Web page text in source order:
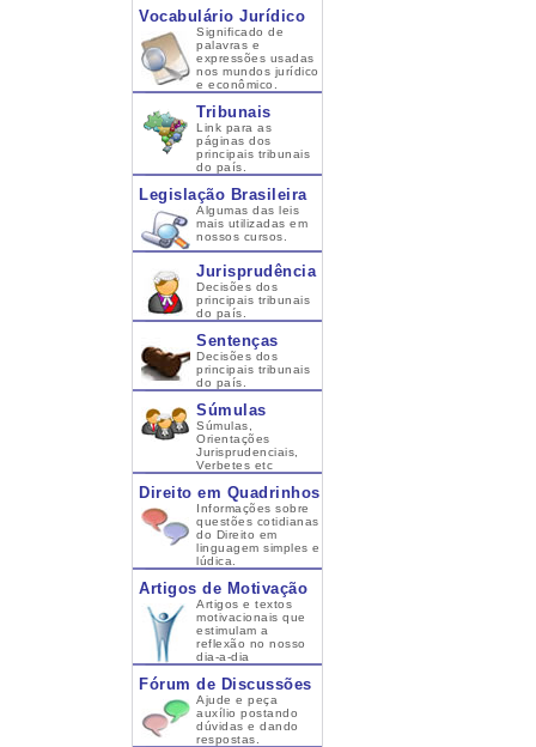
Vocabulário Jurídico
Significado de
palavras e
expressões usadas
nos mundos jurídico
e econômico.
Tribunais
Link para as
páginas dos
principais tribunais
do país.
Legislação Brasileira
Algumas das leis
mais utilizadas em
nossos cursos.
Jurisprudência
Decisões dos
principais tribunais
do país.
Sentenças
Decisões dos
principais tribunais
do país.
Súmulas
Súmulas,
Orientações
Jurisprudenciais,
Verbetes etc
Direito em Quadrinhos
Informações sobre
questões cotidianas
do Direito em
linguagem simples e
lúdica.
Artigos de Motivação
Artigos e textos
motivacionais que
estimulam a
reflexão no nosso
dia-a-dia
Fórum de Discussões
Ajude e peça
auxílio postando
dúvidas e dando
respostas.